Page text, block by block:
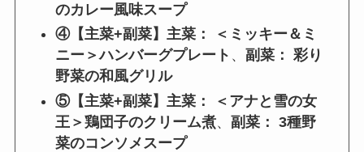
のカレー風味スープ
④【主菜+副菜】主菜： ＜ミッキー＆ミ
ニー＞ハンバーグプレート 、副菜： 彩り
野菜の和風グリル
⑤【主菜+副菜】主菜： ＜アナと雪の女
王＞鶏団子のクリーム煮、副菜： 3種野
菜のコンソメスープ